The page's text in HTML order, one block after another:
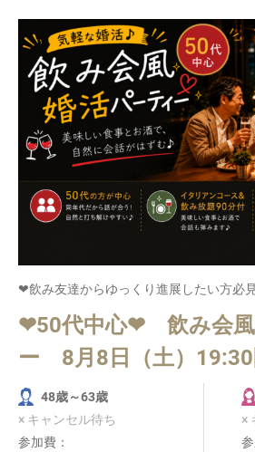
❤飲み友達からゆっくり進展したい方必
❤50代中心❤ 飲み会風
ー 8月8日（土）
48歳～63歳
× キャンセル待ち
参加費：
×